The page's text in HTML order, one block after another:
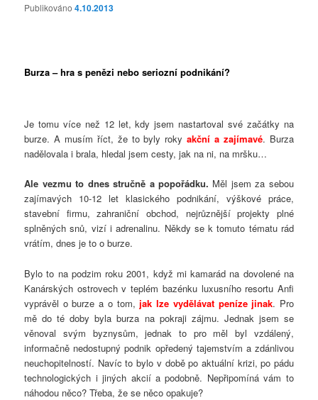
Publikováno4.10.2013
Burza – hra s penězi nebo seriozní podnikání?
Je tomu více než 12 let, kdy jsem nastartoval své začátky na
burze. A musím říct, že to byly rokyakční a zajímavé. Burza
nadělovala i brala, hledal jsem cesty, jak na ni, na mršku…
Ale vezmu to dnes stručně a popořádku. Měl jsem za sebou
zajímavých 10-12 let klasického podnikání, výškové práce,
stavební firmu, zahraniční obchod, nejrůznější projekty plné
splněných snů, vizí i adrenalinu. Někdy se k tomuto tématu rád
vrátím, dnes je to o burze.
Bylo to na podzim roku 2001, když mi kamarád na dovolené na
Kanárských ostrovech v teplém bazénku luxusního resortu Anfi
vyprávěl o burze a o tom, jak lze vydělávat peníze jinak. Pro
mě do té doby byla burza na pokraji zájmu. Jednak jsem se
věnoval svým byznysům, jednak to pro měl byl vzdálený,
informačně nedostupný podnik opředený tajemstvím a zdánlivou
neuchopitelností. Navíc to bylo v době po aktuální krizi, po pádu
technologických i jiných akcií a podobně. Nepřipomíná vám to
náhodou něco? Třeba, že se něco opakuje?